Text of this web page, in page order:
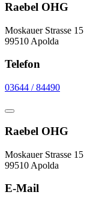
Raebel OHG
Moskauer Strasse 15
99510 Apolda
Telefon
03644 / 84490
Raebel OHG
Moskauer Strasse 15
99510 Apolda
E-Mail